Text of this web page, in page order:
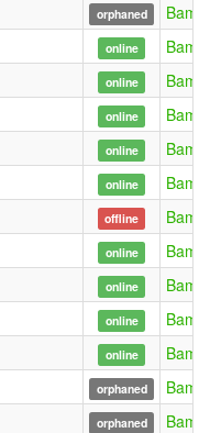
orphaned
online
online
online
online
online
offline
online
online
online
online
orphaned
orphaned